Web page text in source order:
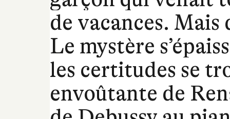
de vacances.
Le mystère
les certitudes se
envoûtante de